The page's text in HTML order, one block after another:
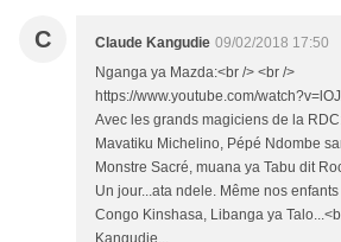
C Claude Kangudie 09/02/2018 17:50
Nganga ya Mazda:<br /> <br />
https://www.youtube.com/
Avec les grands magiciens de la
Mavatiku Michelino, Pépé Ndombe
Monstre Sacré, muana ya Tabu dit
Un jour...ata ndele. Même nos
Congo Kinshasa, Libanga ya
Kangudie...